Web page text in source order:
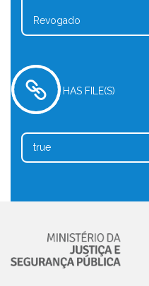
Revogado
HAS FILE(S)
true